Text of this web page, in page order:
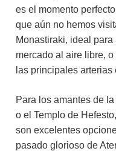
es el momento
que aún no hemos
Monastiraki, ideal
mercado al aire libre,
las principales
Para los amantes de
o el Templo de
son excelentes
pasado glorioso de